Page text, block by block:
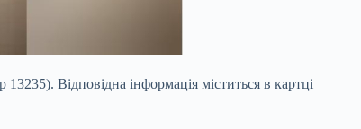
Відповідна інформація міститься в картці